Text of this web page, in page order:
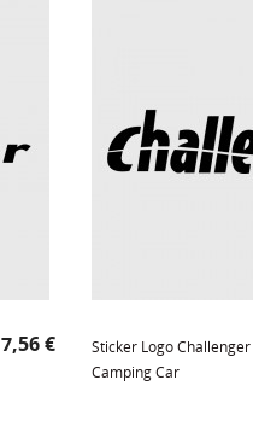
Prix
7,56 €
Sticker Logo
Camping Car